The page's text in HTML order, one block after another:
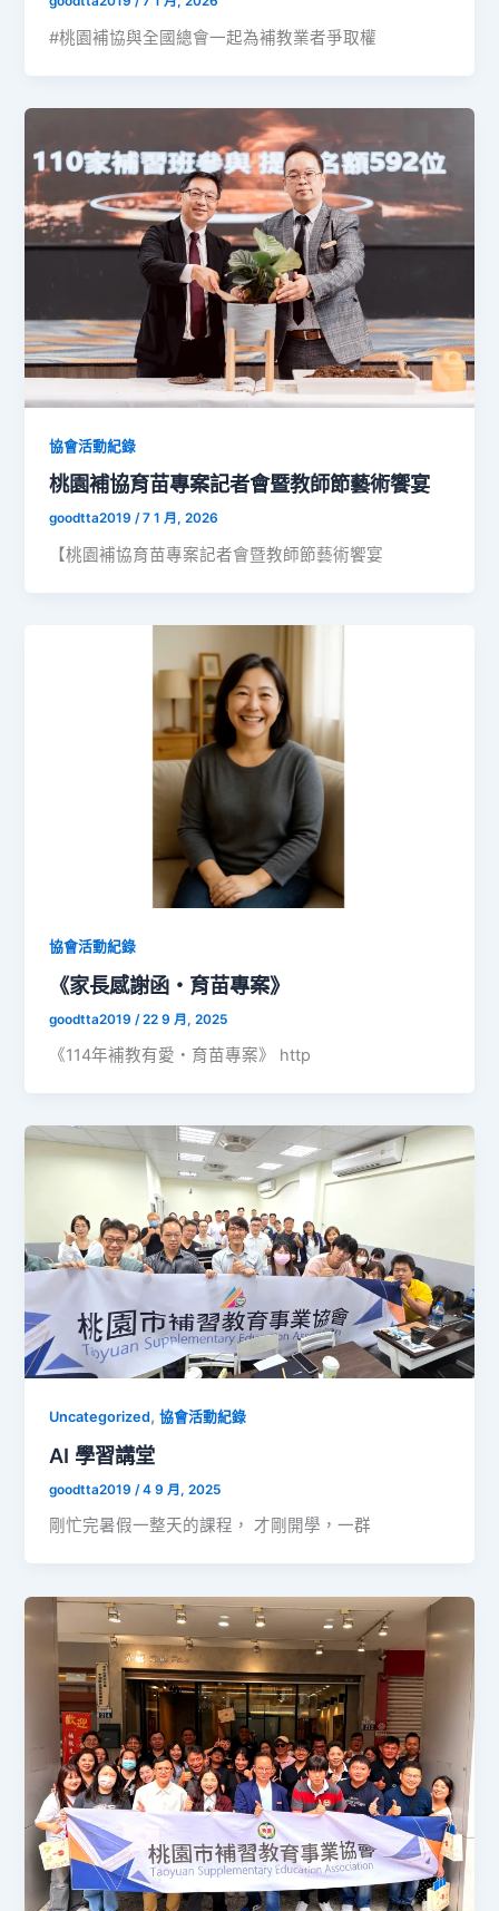
#桃園補協與全國總會一起為補教業者爭取權
協會活動紀錄
桃園補協育苗專案記者會暨教師節藝術饗宴
goodtta2019/7 1 月, 2026
【桃園補協育苗專案記者會暨教師節藝術饗宴
協會活動紀錄
《家長感謝函・育苗專案》
goodtta2019 /22 9 月, 2025
《114年補教有愛・育苗專案》 http
Uncategorized,協會活動紀錄
AI 學習講堂
goodtta2019 /4 9 月, 2025
剛忙完暑假一整天的課程， 才剛開學，一群